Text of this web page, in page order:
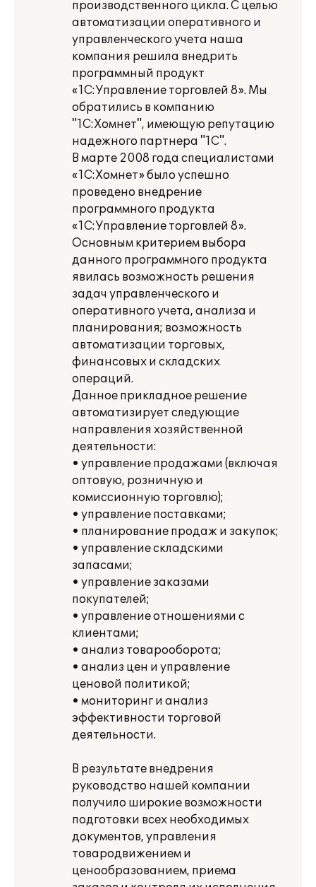
производственного цикла. С целью
автоматизации оперативного и
управленческого учета наша
компания решила внедрить
программный продукт
«1С:Управление торговлей 8». Мы
обратились в компанию
"1С:Хомнет", имеющую репутацию
надежного партнера "1С".
В марте 2008 года специалистами
«1С:Хомнет» было успешно
проведено внедрение
программного продукта
«1С:Управление торговлей 8».
Основным критерием выбора
данного программного продукта
явилась возможность решения
задач управленческого и
оперативного учета, анализа и
планирования; возможность
автоматизации торговых,
финансовых и складских
операций.
Данное прикладное решение
автоматизирует следующие
направления хозяйственной
деятельности:
• управление продажами (включая
оптовую, розничную и
комиссионную торговлю);
• управление поставками;
• планирование продаж и закупок;
• управление складскими
запасами;
• управление заказами
покупателей;
• управление отношениями с
клиентами;
• анализ товарооборота;
• анализ цен и управление
ценовой политикой;
• мониторинг и анализ
эффективности торговой
деятельности.
В результате внедрения
руководство нашей компании
получило широкие возможности
подготовки всех необходимых
документов, управления
товародвижением и
ценообразованием, приема